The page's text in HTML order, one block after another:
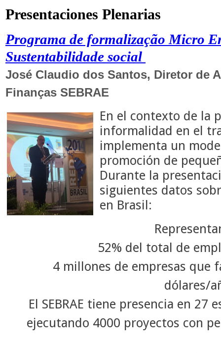
Presentaciones Plenarias
Programa de formalização Micro
Sustentabilidade social
José Claudio dos Santos, Diretor de
Finanças SEBRAE
En el contexto de la
informalidad en el
implementa un
promoción de
Durante la
siguientes datos
en Brasil:
52% del total de
4 millones de empresas que
dólares/
El SEBRAE tiene presencia en 27
ejecutando 4000 proyectos con